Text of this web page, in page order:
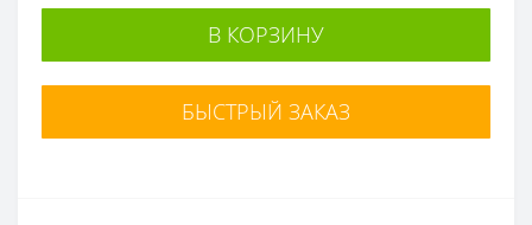
В КОРЗИНУ
БЫСТРЫЙ ЗАКАЗ